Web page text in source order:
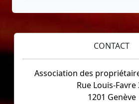
CONTACT
Association des
Rue Louis-Favre
1201 Genève